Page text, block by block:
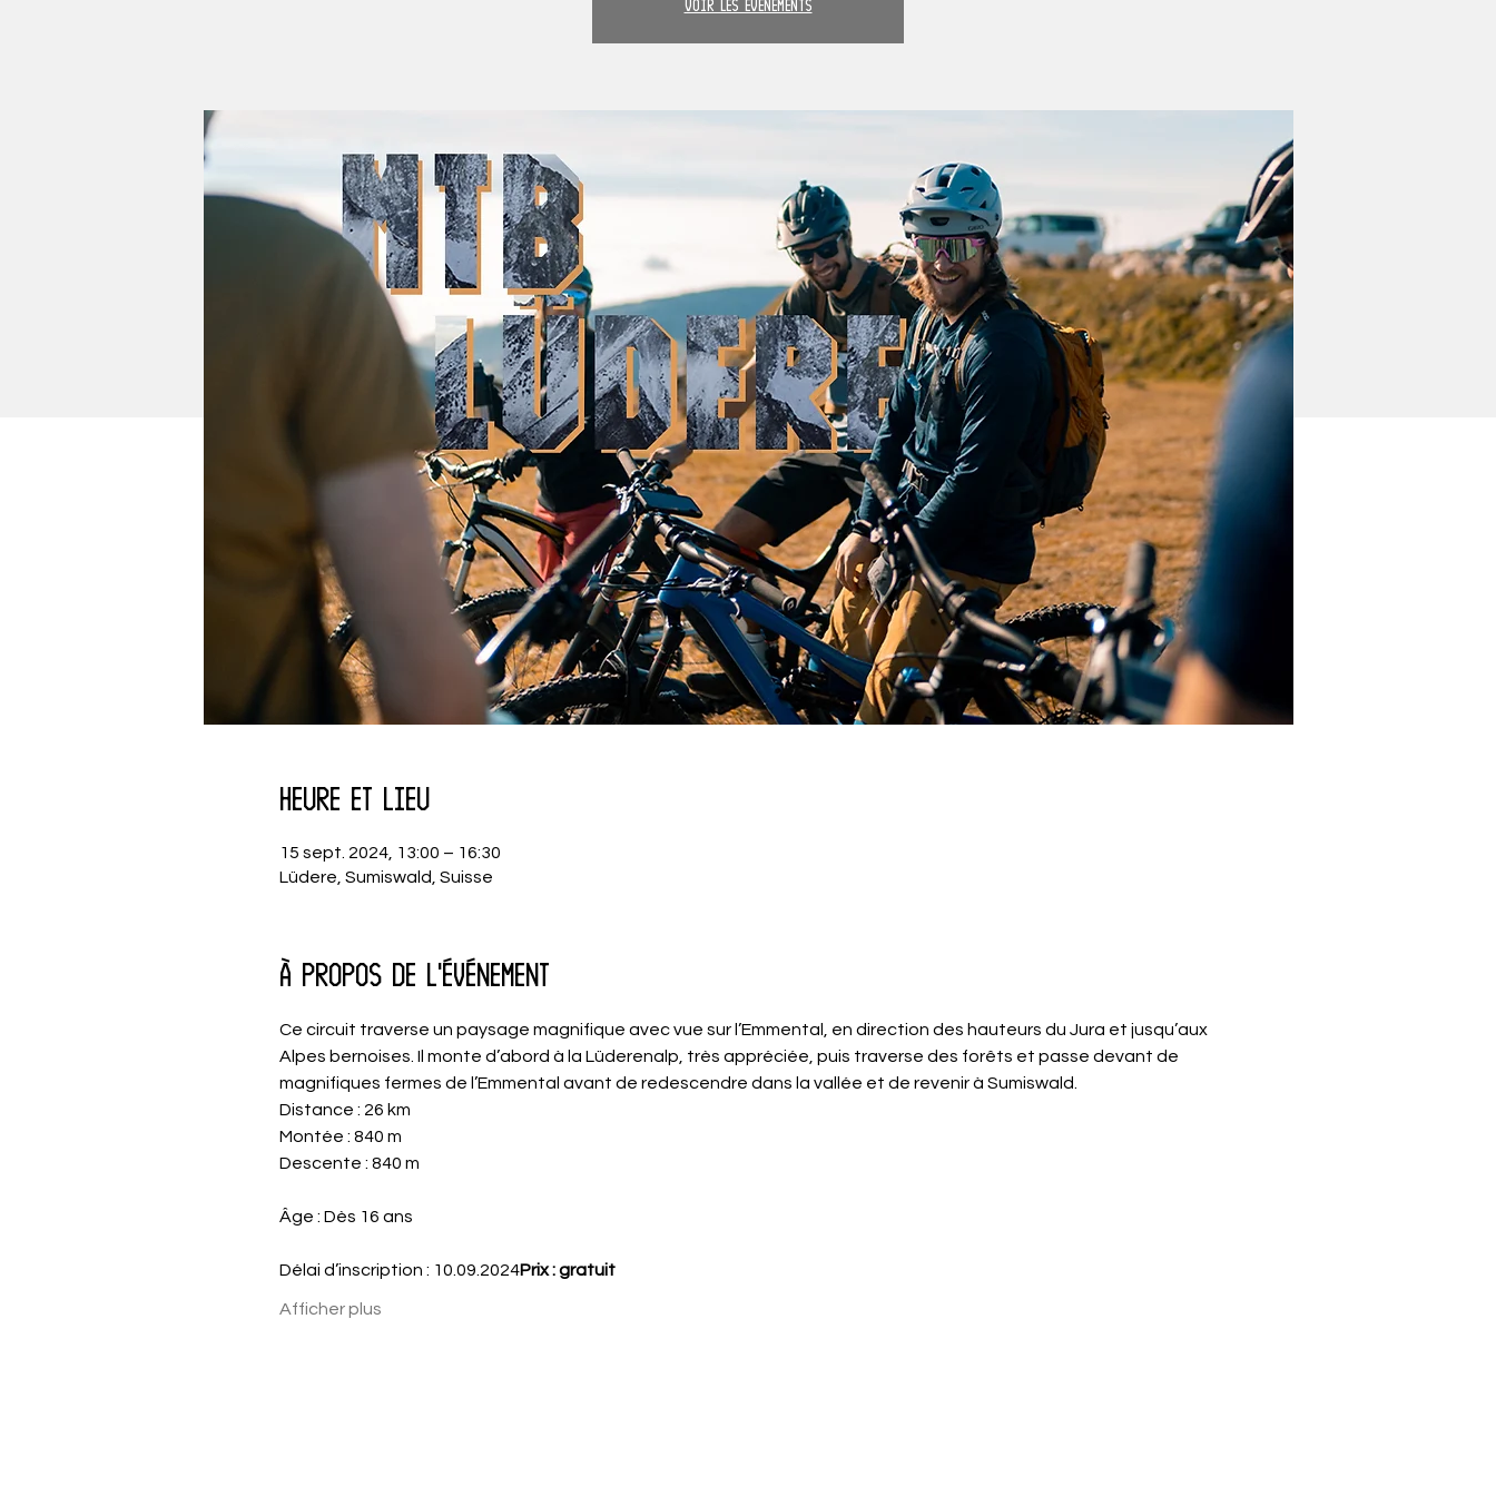
Voir les événements
Heure et lieu
15 sept. 2024, 13:00 – 16:30
Lüdere, Sumiswald, Suisse
À propos de l'événement
Ce circuit traverse un paysage magnifique avec vue sur l’Emmental, en direction des hauteurs du Jura et jusqu’aux
Alpes bernoises. Il monte d’abord à la Lüderenalp, très appréciée, puis traverse des forêts et passe devant de
magnifiques fermes de l’Emmental avant de redescendre dans la vallée et de revenir à Sumiswald.
Distance : 26 km
Montée : 840 m
Descente : 840 m
Âge : Dès 16 ans
Délai d’inscription : 10.09.2024Prix : gratuit
Afficher plus